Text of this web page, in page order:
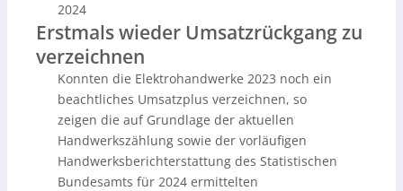
2024
Erstmals wieder Umsatzrückgang zu
verzeichnen
Konnten die Elektrohandwerke 2023 noch ein
beachtliches Umsatzplus verzeichnen, so
zeigen die auf Grundlage der aktuellen
Handwerkszählung sowie der vorläufigen
Handwerksberichterstattung des Statistischen
Bundesamts für 2024 ermittelten